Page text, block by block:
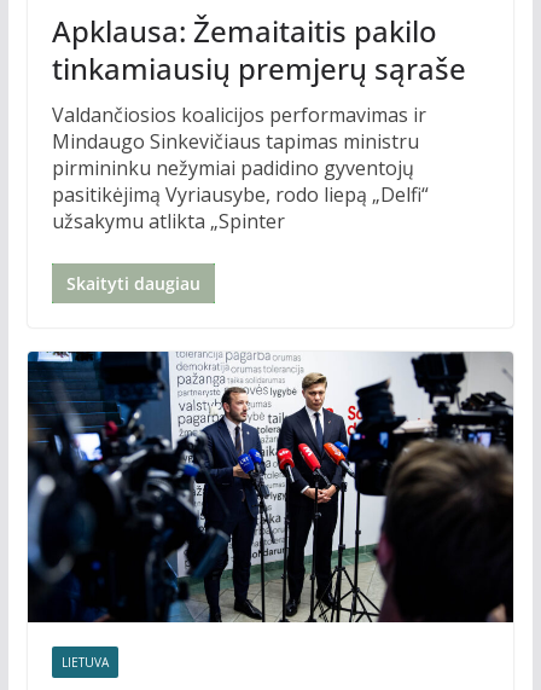
Apklausa: Žemaitaitis pakilo
tinkamiausių premjerų sąraše
Valdančiosios koalicijos performavimas ir
Mindaugo Sinkevičiaus tapimas ministru
pirmininku nežymiai padidino gyventojų
pasitikėjimą Vyriausybe, rodo liepą „Delfi“
užsakymu atlikta „Spinter
Skaityti daugiau
LIETUVA